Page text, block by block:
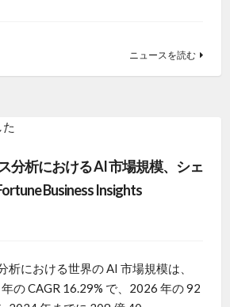
ニュースを読む
分析における AI 市場規模、シェ
Business Insights
析における世界の AI 市場規模は、
の CAGR 16.29% で、2026 年の 92